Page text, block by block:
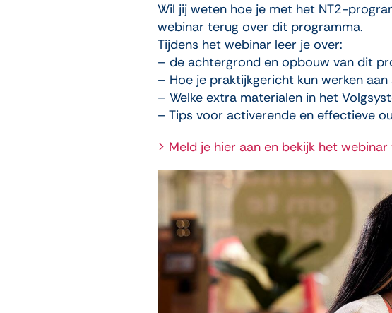
Wil jij weten hoe je met het NT2-
webinar terug over dit programma.
Tijdens het webinar leer je over:
– de achtergrond en opbouw van dit
– Hoe je praktijkgericht kun werken
– Welke extra materialen in het
– Tips voor activerende en effectieve
> Meld je hier aan en bekijk het webinar